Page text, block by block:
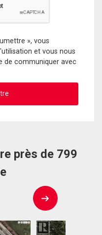
», vous
et vous nous
de communiquer avec
près de 799